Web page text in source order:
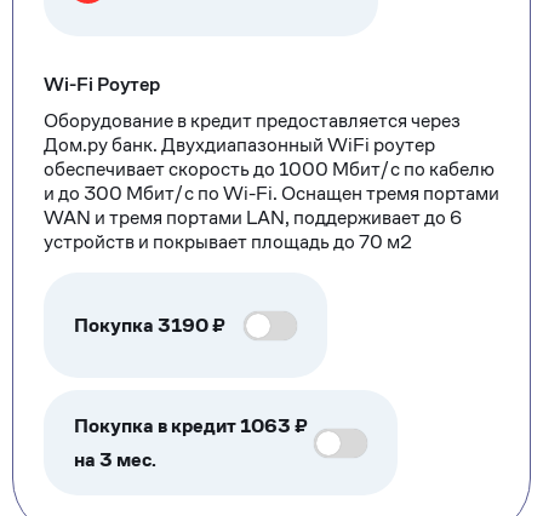
Wi-Fi Роутер
Оборудование в кредит предоставляется через
Дом.ру банк. Двухдиапазонный WiFi роутер
обеспечивает скорость до 1000 Мбит/с по кабелю
и до 300 Мбит/с по Wi-Fi. Оснащен тремя портами
WAN и тремя портами LAN, поддерживает до 6
устройств и покрывает площадь до 70 м2
Покупка3190₽
Покупка в кредит 1063 ₽
на 3 мес.